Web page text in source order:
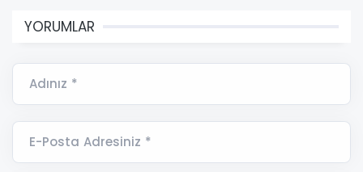
YORUMLAR
Adınız *
E-Posta Adresiniz *